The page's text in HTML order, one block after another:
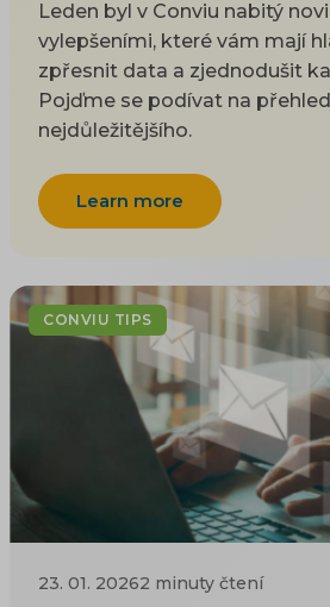
Leden byl v Conviu nabitý
vylepšeními, které vám mají
zpřesnit data a zjednodušit
Pojďme se podívat na
nejdůležitějšího.
Learn more
CONVIU TIPS
23. 01. 20262 minuty čtení